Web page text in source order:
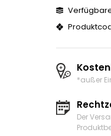
*außer
Der